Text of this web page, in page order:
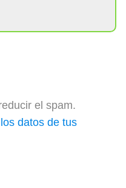
el spam.
datos de tus